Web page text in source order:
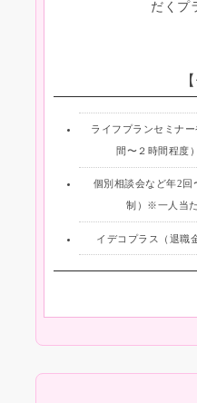
だくプ
ライフプランセミナ
間〜２時間程度
個別相談会など年2回
制）※一人当
イデコプラス（退職